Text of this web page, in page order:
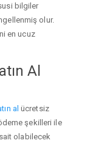
bilgiler
olur.
en ucuz
Al
al ücretsiz
şekilleri ile
olabilecek